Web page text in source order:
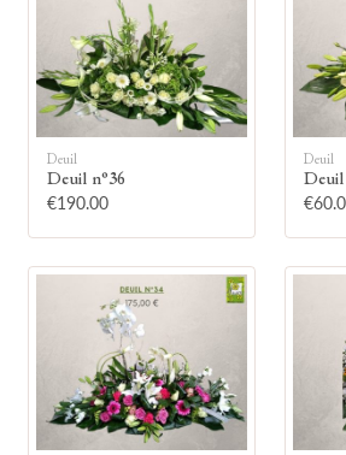
Allumez une
Montrez votre soutien à la
allumant symboliquement
Deuil
Deuil n°36
€190.00
Deuil
Deuil